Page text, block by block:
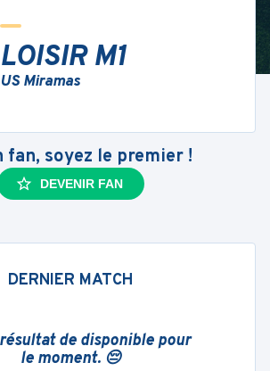
LOISIR M1
US Miramas
fan, soyez le premier !
DEVENIR FAN
DERNIER MATCH
de disponible pour
le moment. 😔